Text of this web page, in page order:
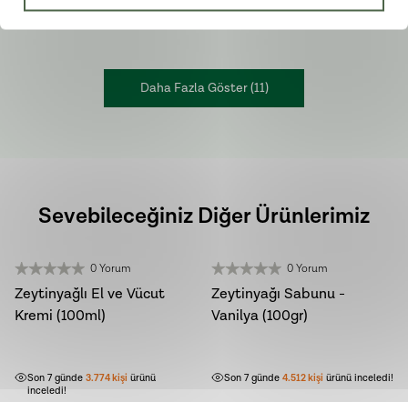
Doğrulanmış Alışveriş
Daha Fazla Göster(11)
Sevebileceğiniz Diğer Ürünlerimiz
0 Yorum
Zeytinyağlı El ve Vücut
Kremi (100ml)
Son 7 günde 3.774kişi ürünü
inceledi!
0 Yorum
Zeytinyağı Sabunu -
Vanilya (100gr)
Son 7 günde 4.512kişi ürünü inceledi!